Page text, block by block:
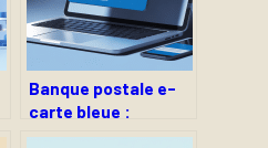
Banque postale e-
carte bleue :
fonctionnement,